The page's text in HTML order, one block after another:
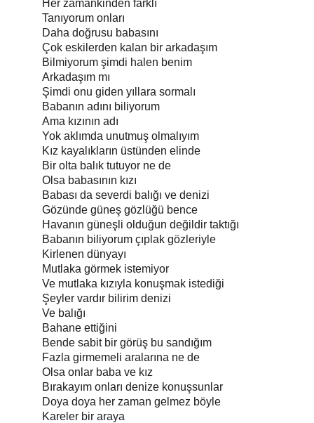
Her zamankinden farklı
Tanıyorum onları
Daha doğrusu babasını
Çok eskilerden kalan bir arkadaşım
Bilmiyorum şimdi halen benim
Arkadaşım mı
Şimdi onu giden yıllara sormalı
Babanın adını biliyorum
Ama kızının adı
Yok aklımda unutmuş olmalıyım
Kız kayalıkların üstünden elinde
Bir olta balık tutuyor ne de
Olsa babasının kızı
Babası da severdi balığı ve denizi
Gözünde güneş gözlüğü bence
Havanın güneşli olduğun değildir taktığı
Babanın biliyorum çıplak gözleriyle
Kirlenen dünyayı
Mutlaka görmek istemiyor
Ve mutlaka kızıyla konuşmak istediği
Şeyler vardır bilirim denizi
Ve balığı
Bahane ettiğini
Bende sabit bir görüş bu sandığım
Fazla girmemeli aralarına ne de
Olsa onlar baba ve kız
Bırakayım onları denize konuşsunlar
Doya doya her zaman gelmez böyle
Kareler bir araya